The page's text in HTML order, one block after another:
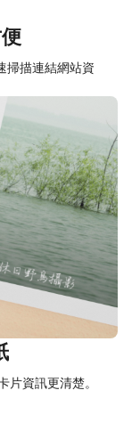
掃描連結網站資
片資訊更清楚。